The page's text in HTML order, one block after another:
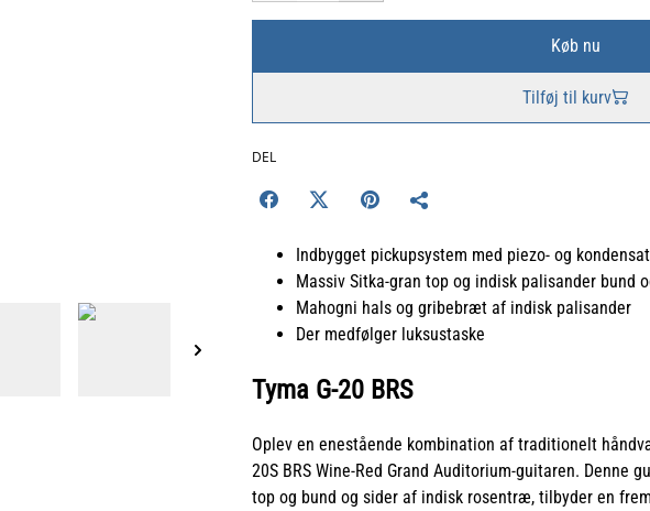
Køb nu
Tilføj til kurv
DEL
Indbygget pickupsystem med piezo- og
Massiv Sitka-gran top og indisk palisander bund
Mahogni hals og gribebræt af indisk palisander
Der medfølger luksustaske
Tyma G-20 BRS
Oplev en enestående kombination af traditionelt
20S BRS Wine-Red Grand Auditorium-guitaren. Denne
top og bund og sider af indisk rosentræ, tilbyder en